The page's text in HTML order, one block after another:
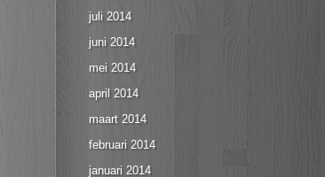
juli 2014
juni 2014
mei 2014
april 2014
maart 2014
februari 2014
januari 2014